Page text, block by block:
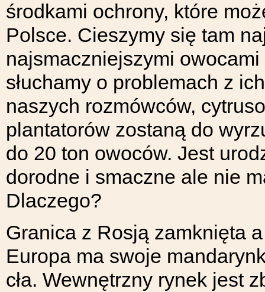
środkami ochrony, które
Polsce. Cieszymy się tam
najsmaczniejszymi
słuchamy o problemach z
naszych rozmówców,
plantatorów zostaną do
do 20 ton owoców. Jest
dorodne i smaczne ale nie
Dlaczego?
Granica z Rosją zamknięta
Europa ma swoje
cła. Wewnętrzny rynek jest